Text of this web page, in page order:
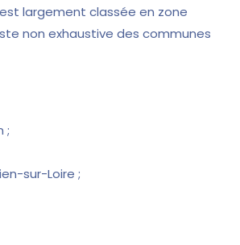
largement classée en zone
non exhaustive des communes
;
sur-Loire ;